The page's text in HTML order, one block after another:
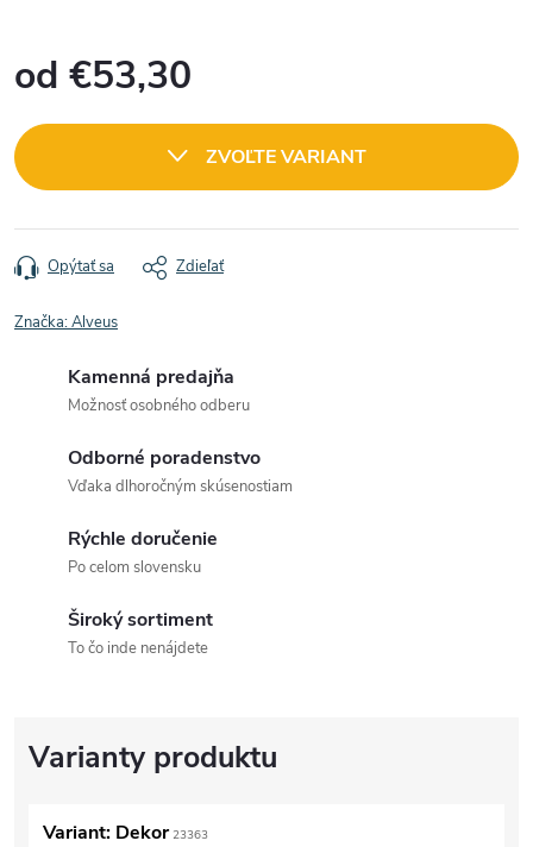
od €53,30
cena:
ZVOĽTE VARIANT
Opýtať sa Zdieľať
Značka:Alveus
Kamenná predajňa
Možnosť osobného odberu
Odborné poradenstvo
Vďaka dlhoročným skúsenostiam
Rýchle doručenie
Po celom slovensku
Široký sortiment
To čo inde nenájdete
Variant: Dekor23363